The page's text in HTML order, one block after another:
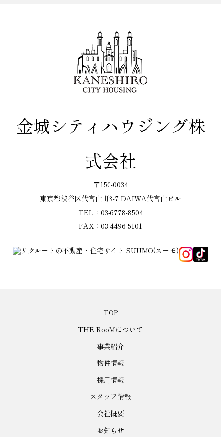
金城シティハウジング株
式会社
〒150-0034
東京都渋谷区代官山町8-7 DAIWA代官山ビル
TEL：03-6778-8504
FAX：03-4496-5101
TOP
THE RooMについて
事業紹介
物件情報
採用情報
スタッフ情報
会社概要
お知らせ